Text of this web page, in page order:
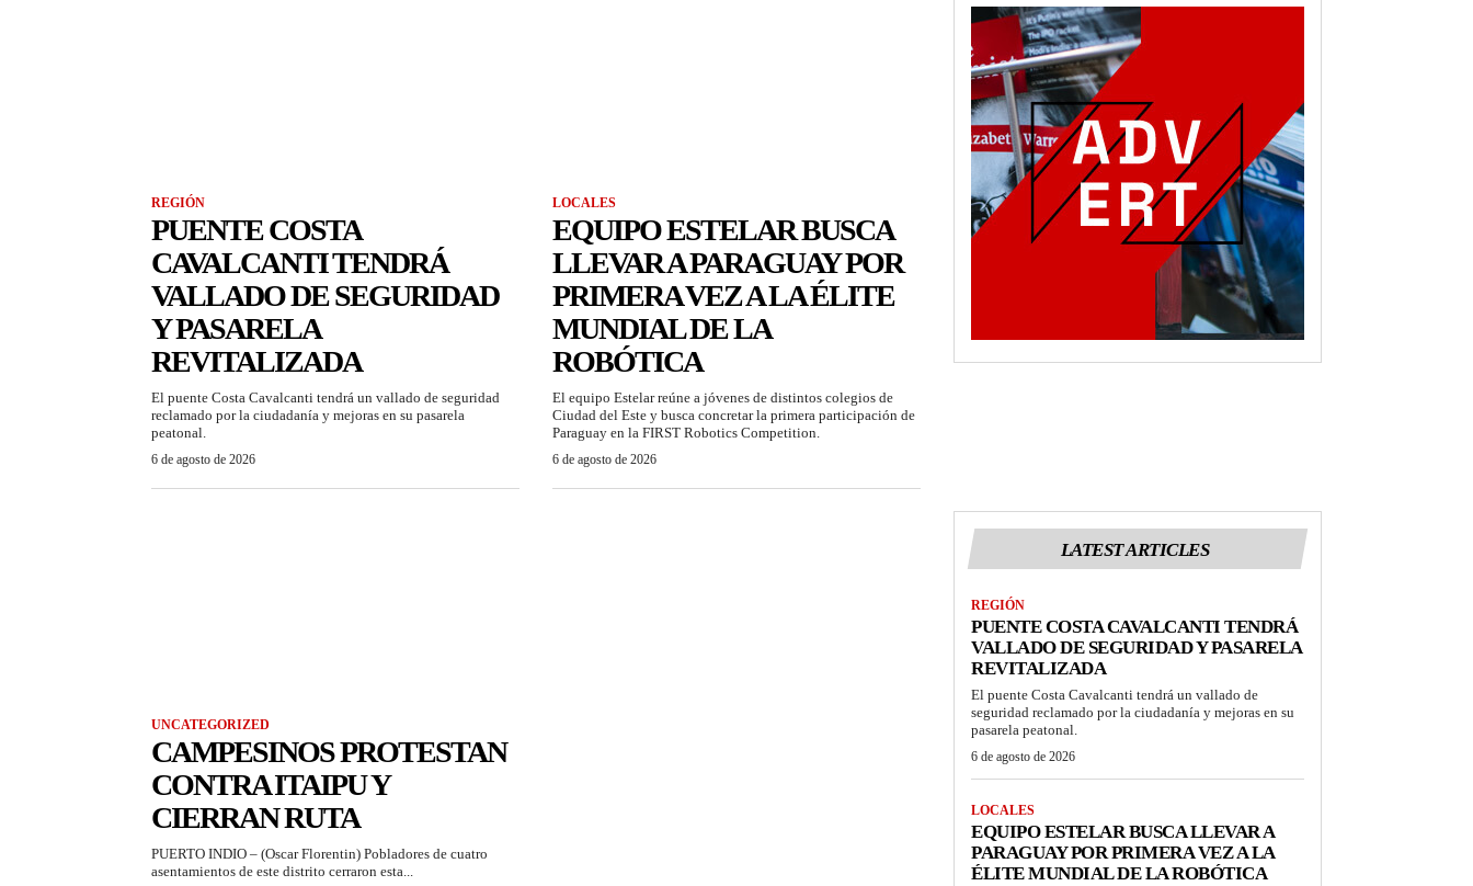
REGIÓN
PUENTE COSTA
CAVALCANTI TENDRÁ
VALLADO DE SEGURIDAD
Y PASARELA
REVITALIZADA
El puente Costa Cavalcanti tendrá un vallado de seguridad
reclamado por la ciudadanía y mejoras en su pasarela
peatonal.
6 de agosto de 2026
LOCALES
EQUIPO ESTELAR BUSCA
LLEVAR A PARAGUAY POR
PRIMERA VEZ A LA ÉLITE
MUNDIAL DE LA
ROBÓTICA
El equipo Estelar reúne a jóvenes de distintos colegios de
Ciudad del Este y busca concretar la primera participación de
Paraguay en la FIRST Robotics Competition.
6 de agosto de 2026
UNCATEGORIZED
CAMPESINOS PROTESTAN
CONTRA ITAIPU Y
CIERRAN RUTA
PUERTO INDIO – (Oscar Florentin) Pobladores de cuatro
asentamientos de este distrito cerraron esta...
LATEST ARTICLES
REGIÓN
PUENTE COSTA CAVALCANTI TENDRÁ
VALLADO DE SEGURIDAD Y PASARELA
REVITALIZADA
El puente Costa Cavalcanti tendrá un vallado de
seguridad reclamado por la ciudadanía y mejoras en su
pasarela peatonal.
6 de agosto de 2026
LOCALES
EQUIPO ESTELAR BUSCA LLEVAR A
PARAGUAY POR PRIMERA VEZ A LA
ÉLITE MUNDIAL DE LA ROBÓTICA